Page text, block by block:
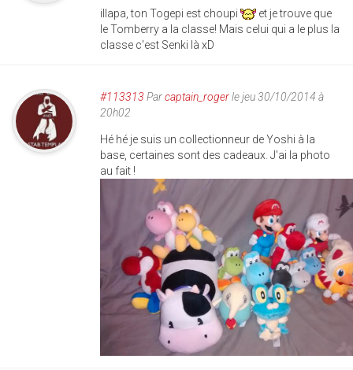
illapa, ton Togepi est choupi
et je trouve que
le Tomberry a la classe! Mais celui qui a le plus la
classe c'est Senki là xD
#113313 Parcaptain_rogerle jeu 30/10/2014 à
20h02
Hé hé je suis un collectionneur de Yoshi à la
base, certaines sont des cadeaux. J'ai la photo
au fait !